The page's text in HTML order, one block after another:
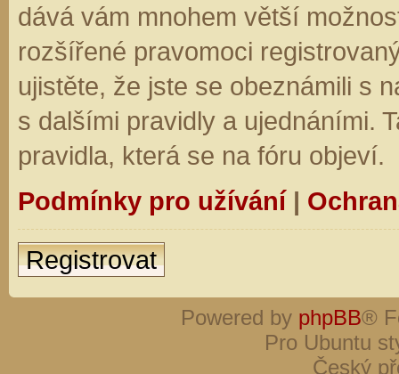
dává vám mnohem větší
rozšířené pravomoci
ujistěte, že jste se obeznámili s
s dalšími pravidly a ujednáními.
pravidla, která se na fóru objeví.
Podmínky pro užívání|
Registrovat
Powered by phpBB®
Pro Ubuntu
Český